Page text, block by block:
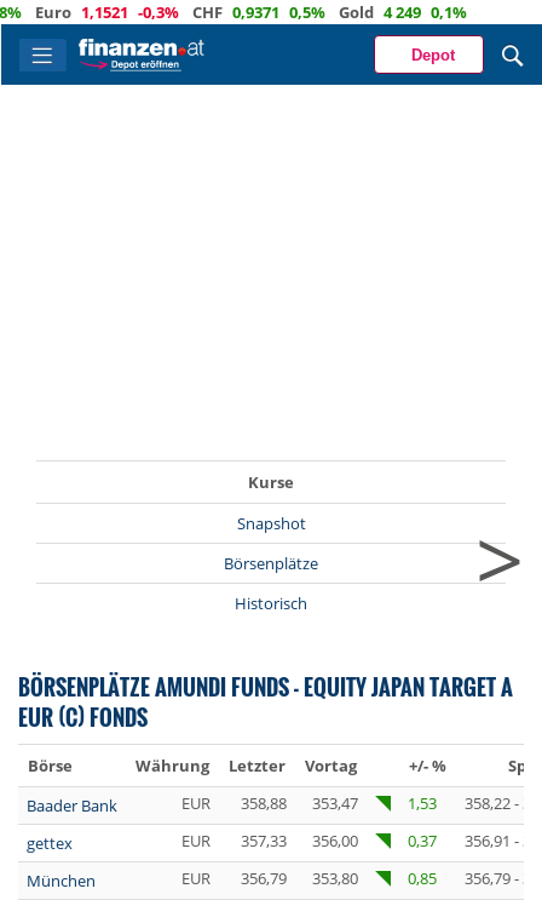
Euro 1,1521 -0,3% CHF 0,9371 0,5% Gold 4 249 0,1%
Depot
Kurse
Snapshot
Börsenplätze
Historisch
>
BÖRSENPLÄTZE AMUNDI FUNDS - EQUITY JAPAN TARGET A
EUR (C) FONDS
Börse Währung Letzter Vortag +/- %
Baader Bank
EUR 358,88 353,47 1,53
358,22 -
gettex
EUR 357,33 356,00 0,37
356,91 -
München
EUR 356,79 353,80 0,85
356,79 -